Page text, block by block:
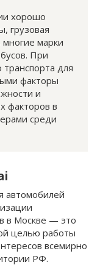
хорошо
грузовая
многие марки
При
для
факторы
и
факторов в
среди
автомобилей
в Москве — это
целью работы
всемирно
РФ.